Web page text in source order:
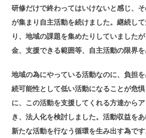
研修だけで終わってはいけないと感じ、
が集まり自主活動を続けました。継続し
り、地域の課題を集めたりしていました
金、支援できる範囲等、自主活動の限界を
地域の為にやっている活動なのに、負担
続可能性として低い活動になることが危
に、この活動を支援してくれる方達から
き、法人化を検討しました。活動収益を
新たな活動を行なう循環を生み出す為で